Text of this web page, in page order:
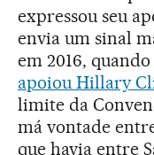
expressou seu
envia um sinal
em 2016,
apoiou Hillary
limite da
má vontade
que havia entre